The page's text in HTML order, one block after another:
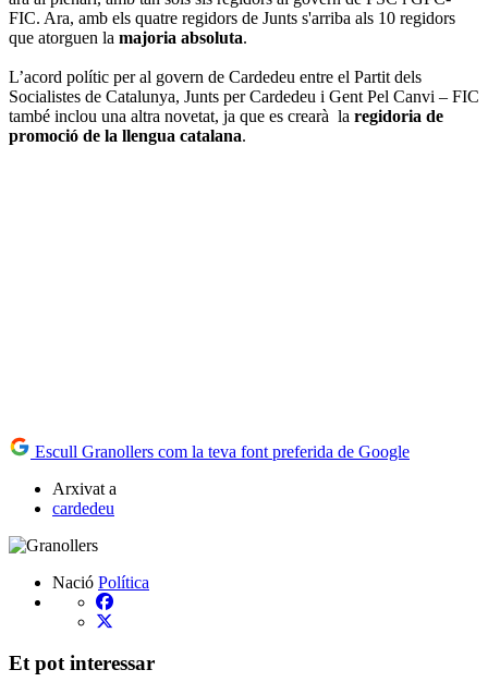
FIC. Ara, amb els quatre regidors de Junts s'arriba als 10 regidors
que atorguen la majoria absoluta.
L’acord polític per al govern de Cardedeu entre el Partit dels
Socialistes de Catalunya, Junts per Cardedeu i Gent Pel Canvi – FIC
també inclou una altra novetat, ja que es crearà la regidoria de
promoció de la llengua catalana.
Escull Granollers com la teva font preferida de Google
Arxivat a
cardedeu
Nació Política
Et pot interessar